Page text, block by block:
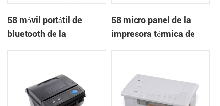
58 móvil portátil de
bluetooth de la
58 micro panel de la
impresora térmica de